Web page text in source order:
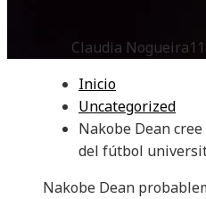
Claudia Nogueira
Inicio
Uncategorized
Nakobe Dean
del fútbol
Nakobe Dean